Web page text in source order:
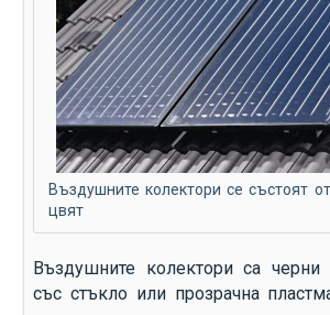
Въздушните колектори се състоят
цвят
Въздушните колектори са черни
със стъкло или прозрачна